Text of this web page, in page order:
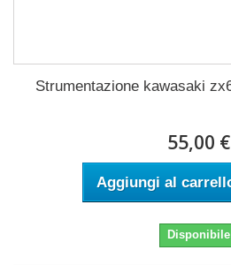
Strumentazione kawasaki
55,00 €
Aggiungi al
Disponibile